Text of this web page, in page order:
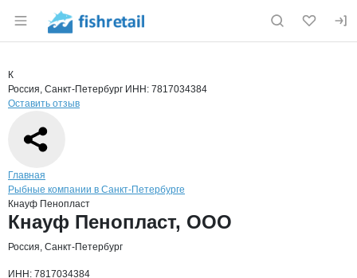
Раздел навигации по сайту fishretail.ru
Страница компании
Страница компании
Краткая информация о компании
К
Россия, Санкт-Петербург ИНН: 7817034384
Оставить отзыв
Навигация по сайту
Главная
Рыбные компании в Санкт-Петербурге
Кнауф Пенопласт
Основная информация о компании
Кнауф Пенопласт, ООО
Россия, Санкт-Петербург
ИНН: 7817034384